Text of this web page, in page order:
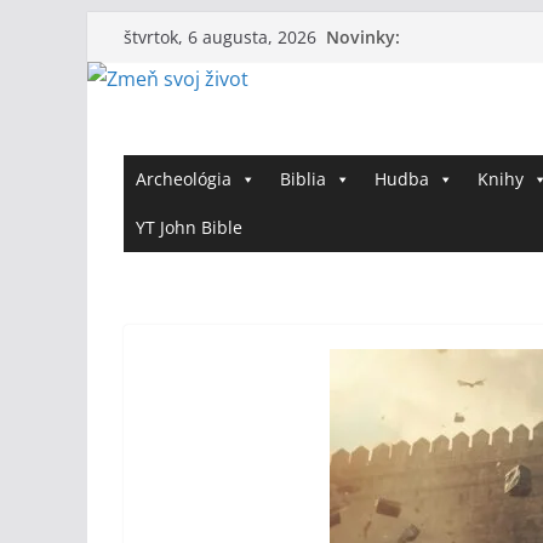
to
štvrtok, 6 augusta, 2026 Novinky:
Archeológia Biblia Hudba Knihy
YT John Bible